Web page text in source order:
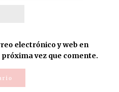
electrónico y web en
vez que comente.